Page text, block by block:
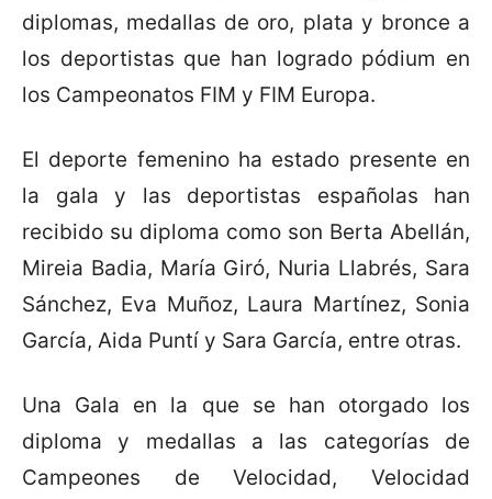
diplomas, medallas de oro, plata y bronce a
los deportistas que han logrado pódium en
los Campeonatos FIM y FIM Europa.
El deporte femenino ha estado presente en
la gala y las deportistas españolas han
recibido su diploma como son Berta Abellán,
Mireia Badia, María Giró, Nuria Llabrés, Sara
Sánchez, Eva Muñoz, Laura Martínez, Sonia
García, Aida Puntí y Sara García, entre otras.
Una Gala en la que se han otorgado los
diploma y medallas a las categorías de
Campeones de Velocidad, Velocidad